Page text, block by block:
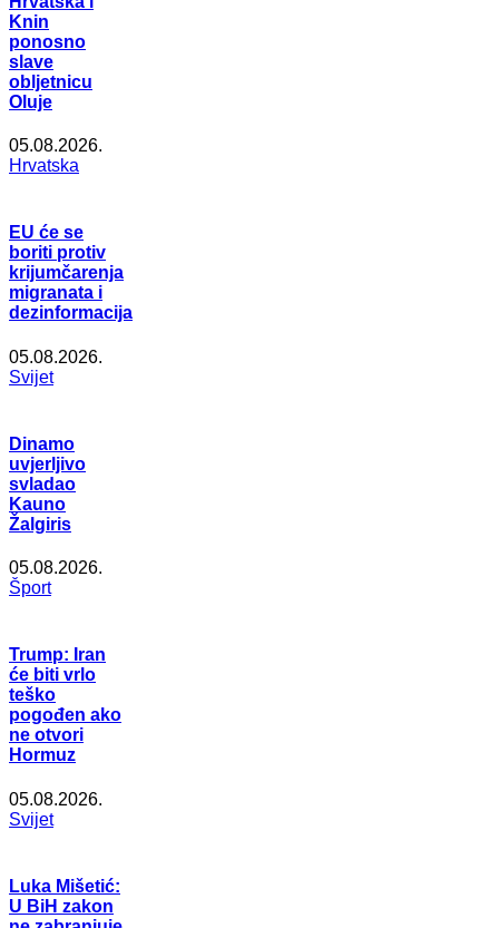
Knin
ponosno
slave
obljetnicu
Oluje
05.08.2026.
Hrvatska
EU će se
boriti protiv
krijumčarenja
migranata i
dezinformacija
05.08.2026.
Svijet
Dinamo
uvjerljivo
svladao
Kauno
Žalgiris
05.08.2026.
Šport
Trump: Iran
će biti vrlo
teško
pogođen ako
ne otvori
Hormuz
05.08.2026.
Svijet
Luka Mišetić:
U BiH zakon